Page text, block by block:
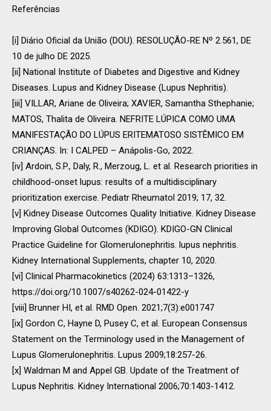
Referências
[i] Diário Oficial da União (DOU). RESOLUÇÃO-RE Nº 2.561, DE
10 de julho DE 2025.
[ii] National Institute of Diabetes and Digestive and Kidney
Diseases. Lupus and Kidney Disease (Lupus Nephritis).
[iii] VILLAR, Ariane de Oliveira; XAVIER, Samantha Sthephanie;
MATOS, Thalita de Oliveira. NEFRITE LÚPICA COMO UMA
MANIFESTAÇÃO DO LÚPUS ERITEMATOSO SISTÊMICO EM
CRIANÇAS. In: I CALPED – Anápolis-Go, 2022.
[iv] Ardoin, S.P., Daly, R., Merzoug, L. et al. Research priorities in
childhood-onset lupus: results of a multidisciplinary
prioritization exercise. Pediatr Rheumatol 2019; 17, 32.
[v] Kidney Disease Outcomes Quality Initiative. Kidney Disease
Improving Global Outcomes (KDIGO). KDIGO-GN Clinical
Practice Guideline for Glomerulonephritis. lupus nephritis.
Kidney International Supplements, chapter 10, 2020.
[vi] Clinical Pharmacokinetics (2024) 63:1313–1326,
https://doi.org/10.1007/s40262-024-01422-y
[viii] Brunner HI, et al. RMD Open. 2021;7(3):e001747
[ix] Gordon C, Hayne D, Pusey C, et al. European Consensus
Statement on the Terminology used in the Management of
Lupus Glomerulonephritis. Lupus 2009;18:257-26.
[x] Waldman M and Appel GB. Update of the Treatment of
Lupus Nephritis. Kidney International 2006;70:1403-1412.